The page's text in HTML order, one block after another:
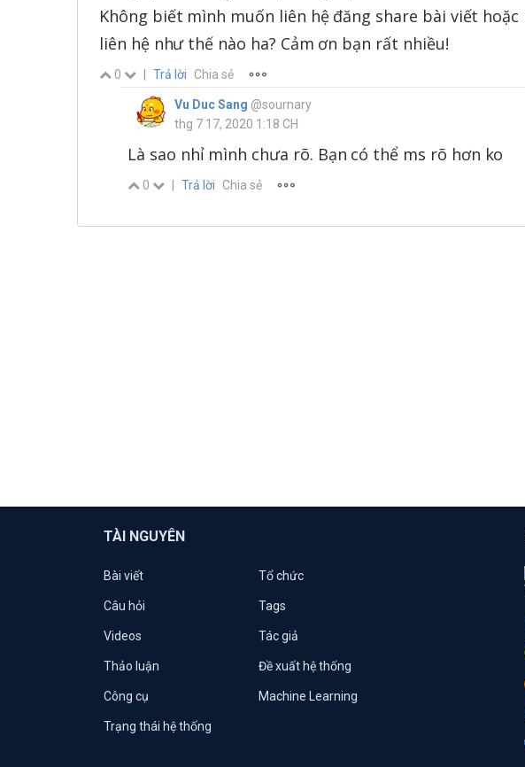
Không biết mình muốn liên hệ đăng share bài viết
liên hệ như thế nào ha? Cảm ơn bạn rất nhiều!
0 Trả lời Chia sẻ
Vu Duc Sang @sournary
thg 7 17, 2020 1:18 CH
Là sao nhỉ mình chưa rõ. Bạn có thể ms rõ hơn ko
0 Trả lời Chia sẻ
TÀI NGUYÊN
Bài viết Tổ chức
Câu hỏi Tags
Videos Tác giả
Thảo luận Đề xuất hệ thống
Công cụ Machine Learning
Trạng thái hệ thống